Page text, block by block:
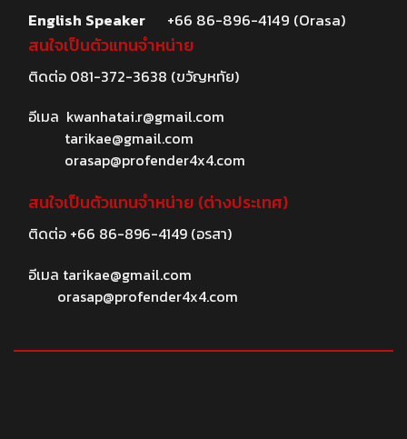
English Speaker
+66 86-896-4149 (Orasa)
สนใจเป็นตัวแทนจำหน่าย
ติดต่อ 081-372-3638 (ขวัญหทัย)
อีเมล kwanhatai.r@gmail.com
tarikae@gmail.com
orasap@profender4x4.com
สนใจเป็นตัวแทนจำหน่าย (ต่างประเทศ)
ติดต่อ +66 86-896-4149(อรสา)
อีเมล tarikae@gmail.com
orasap@profender4x4.com